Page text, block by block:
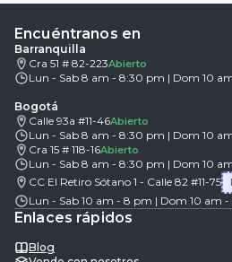
Encuéntranos en
Barranquilla
Cra 51 # 82-223Abierto
Lun - Sab 8 am - 8:30 pm | Dom 10
Bogotá
Calle 93a #11-46Abierto
Lun - Sab 8 am - 8:30 pm | Dom 10
Cra 15 # 118-16Abierto
Lun - Sab 8 am - 8:30 pm | Dom 10
CC El Retiro Sótano 1 - Calle 82 #11-75
Lun - Sab 10 am - 8 pm | Dom 10 am
Enlaces rápidos
Blog